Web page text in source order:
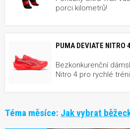
porci kilometrů!
PUMA DEVIATE NITRO 4
Bezkonkurenční
Nitro 4 pro rychlé
Téma měsíce: Jak vybrat